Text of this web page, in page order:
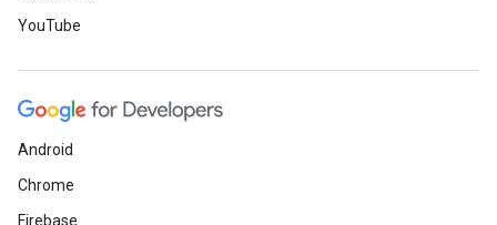
YouTube
Android
Chrome
Firebase